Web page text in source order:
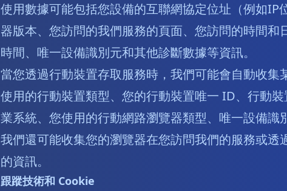
使用數據可能包括您設備的互聯網協定位址（例如IP
器版本、您訪問的我們服務的頁面、您訪問的時間和
時間、唯一設備識別元和其他診斷數據等資訊。
當您透過行動裝置存取服務時，我們可能會自動收集
使用的行動裝置類型、您的行動裝置唯一 ID、行動
業系統、您使用的行動網路瀏覽器類型、唯一設備識
我們還可能收集您的瀏覽器在您訪問我們的服務或透
的資訊。
跟蹤技術和 Cookie